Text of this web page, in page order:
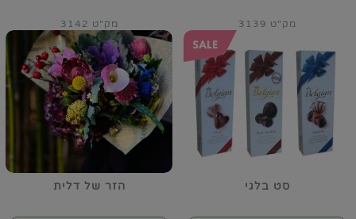
סט בלגי
מק"ט 3139
הזר של דלית
מק"ט 3142